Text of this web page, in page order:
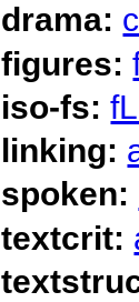
drama:
figures:
iso-fs:
linking:
spoken:
textcrit: